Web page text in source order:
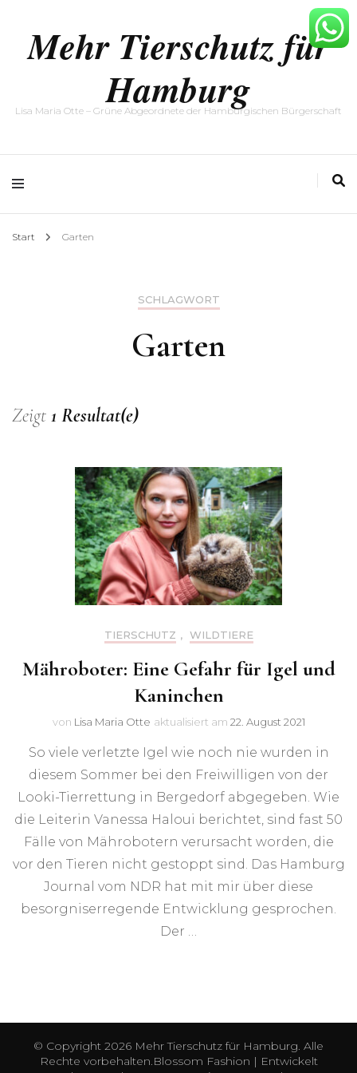
Mehr Tierschutz für
Hamburg
Lisa Maria Otte – Grüne Abgeordnete der Hamburgischen Bürgerschaft
Start Garten
SCHLAGWORT
Garten
Zeigt 1 Resultat(e)
TIERSCHUTZ , WILDTIERE
Mähroboter: Eine Gefahr für Igel und
Kaninchen
von Lisa Maria Otte aktualisiert am 22. August 2021
So viele verletzte Igel wie noch nie wurden in
diesem Sommer bei den Freiwilligen von der
Looki-Tierrettung in Bergedorf abgegeben. Wie
die Leiterin Vanessa Haloui berichtet, sind fast 50
Fälle von Mährobotern verursacht worden, die
vor den Tieren nicht gestoppt sind. Das Hamburg
Journal vom NDR hat mit mir über diese
besorgniserregende Entwicklung gesprochen.
Der …
© Copyright 2026 Mehr Tierschutz für Hamburg. Alle
Rechte vorbehalten.Blossom Fashion | Entwickelt